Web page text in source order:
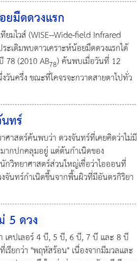
ยมืดดวงแรก
ยมไวส์ (WISE--Wide-field Infrared
เดิมพบดาวเคราะห์น้อยมืดดวงแรกได้
78 (2010 AB78) ค้นพบเมื่อวันที่ 12
วันครึ่ง ขณะที่โคจรจะกวาดสายตาไปทั่ว
ทร์
าสตร์ค้นพบว่า ดวงจันทร์ที่เคยคิดว่าไม่มี
ากปกคลุมอยู่ แต่ต้นกำเนิดของ
กวิทยาศาสตร์ส่วนใหญ่เชื่อว่าไอออนที่
จันทร์กำเนิดขึ้นจากพื้นผิวที่มีอันตรกิริยา
5 ดวง
เคปเลอร์ 4 บี, 5 บี, 6 บี, 7 บี และ 8 บี
รียกว่า "พฤหัสร้อน" เนื่องจากมีมวลและ